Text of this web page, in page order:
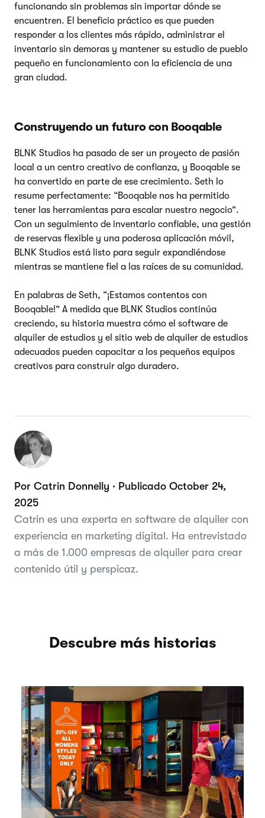
funcionando sin problemas sin importar dónde se
encuentren. El beneficio práctico es que pueden
responder a los clientes más rápido, administrar el
inventario sin demoras y mantener su estudio de pueblo
pequeño en funcionamiento con la eficiencia de una
gran ciudad.
Construyendo un futuro con Booqable
BLNK Studios ha pasado de ser un proyecto de pasión
local a un centro creativo de confianza, y Booqable se
ha convertido en parte de ese crecimiento. Seth lo
resume perfectamente: “Booqable nos ha permitido
tener las herramientas para escalar nuestro negocio”.
Con un seguimiento de inventario confiable, una gestión
de reservas flexible y una poderosa aplicación móvil,
BLNK Studios está listo para seguir expandiéndose
mientras se mantiene fiel a las raíces de su comunidad.
En palabras de Seth, “¡Estamos contentos con
Booqable!” A medida que BLNK Studios continúa
creciendo, su historia muestra cómo el software de
alquiler de estudios y el sitio web de alquiler de estudios
adecuados pueden capacitar a los pequeños equipos
creativos para construir algo duradero.
Por Catrin Donnelly · Publicado October 24,
2025
Catrin es una experta en software de alquiler con
experiencia en marketing digital. Ha entrevistado
a más de 1.000 empresas de alquiler para crear
contenido útil y perspicaz.
Descubre más historias